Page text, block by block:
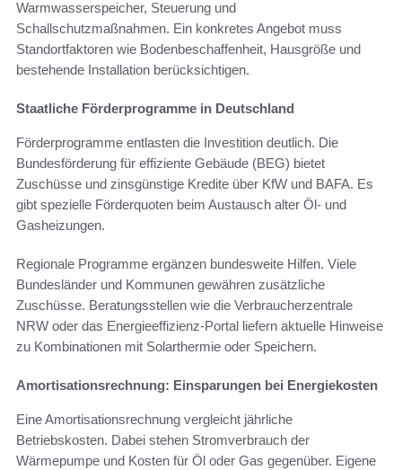
Warmwasserspeicher, Steuerung und
Schallschutzmaßnahmen. Ein konkretes Angebot muss
Standortfaktoren wie Bodenbeschaffenheit, Hausgröße und
bestehende Installation berücksichtigen.
Staatliche Förderprogramme in Deutschland
Förderprogramme entlasten die Investition deutlich. Die
Bundesförderung für effiziente Gebäude (BEG) bietet
Zuschüsse und zinsgünstige Kredite über KfW und BAFA. Es
gibt spezielle Förderquoten beim Austausch alter Öl- und
Gasheizungen.
Regionale Programme ergänzen bundesweite Hilfen. Viele
Bundesländer und Kommunen gewähren zusätzliche
Zuschüsse. Beratungsstellen wie die Verbraucherzentrale
NRW oder das Energieeffizienz-Portal liefern aktuelle Hinweise
zu Kombinationen mit Solarthermie oder Speichern.
Amortisationsrechnung: Einsparungen bei Energiekosten
Eine Amortisationsrechnung vergleicht jährliche
Betriebskosten. Dabei stehen Stromverbrauch der
Wärmepumpe und Kosten für Öl oder Gas gegenüber. Eigene